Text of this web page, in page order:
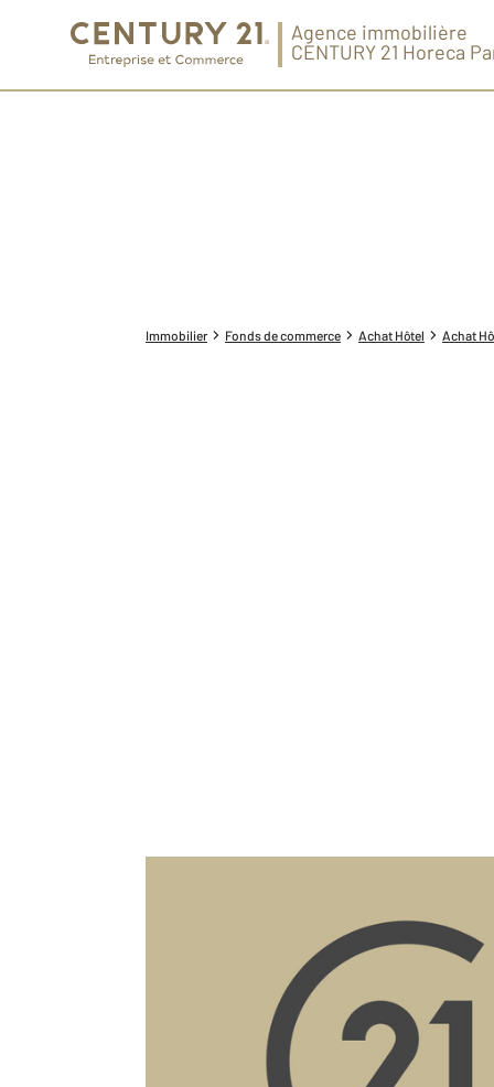
Agence immobilière
CENTURY 21 Horeca
Immobilier Fonds de commerce Achat Hôtel Achat
Fiche détaillée du bien